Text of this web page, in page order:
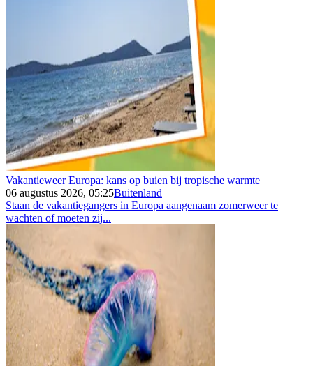
Vakantieweer Europa: kans op buien bij tropische warmte
06 augustus 2026, 05:25Buitenland
Staan de vakantiegangers in Europa aangenaam zomerweer te
wachten of moeten zij...